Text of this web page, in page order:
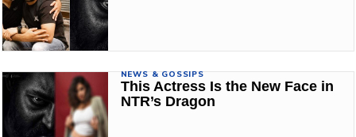
NEWS & GOSSIPS
This Actress Is the New Face in
NTR’s Dragon